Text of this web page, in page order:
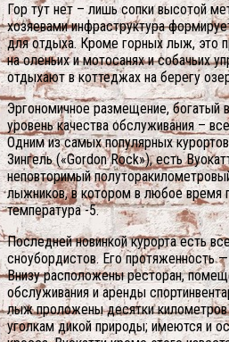
Гор тут нет – лишь сопки высотой
хозяевами инфраструктура
для отдыха. Кроме горных лыж, это
на оленьих и мотосанях и собачьих
отдыхают в коттеджах на берегу
Эргономичное размещение, богатый
уровень качества обслуживания –
Одним из самых популярных
Зингель («Gordon Rock»), есть
неповторимый
лыжников, в котором в любое время
температура -5.
Последней новинкой курорта есть
сноубордистов. Его протяженность
Внизу расположены ресторан,
обслуживания и аренды
лыж проложены десятки
уголкам дикой природы; имеются и